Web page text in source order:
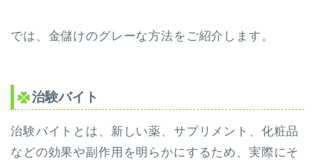
では、金儲けのグレーな方法をご紹介します。
治験バイト
治験バイトとは、新しい薬、サプリメント、化粧品
などの効果や副作用を明らかにするため、実際にそ